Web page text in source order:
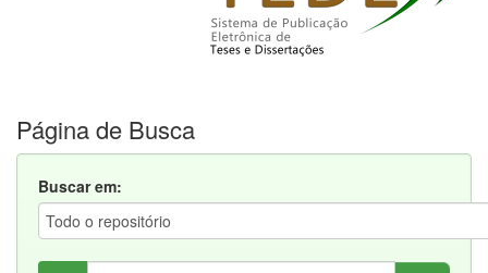
Página de Busca
Buscar em: